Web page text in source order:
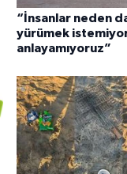
“İnsanlar neden
yürümek
anlayamıyoruz”